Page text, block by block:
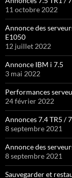
11 octobre 2022
Annonce des
E1050
12 juillet 2022
Annonce IBM i 7.5
3 mai 2022
Performances
24 février 2022
Annonces 7.4 TR5 /
8 septembre 2021
Annonce des
8 septembre 2021
Sauvegarder et